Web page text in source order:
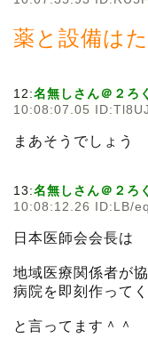
薬と設備は
12:名無しさん＠２ろ
10:08:07.05
まあそうでしょう
13:名無しさん＠２ろ
10:08:12.26 ID:LB/
日本医師会会長は
地域医療関係者が
病院を即刻作って
と言ってます＾＾